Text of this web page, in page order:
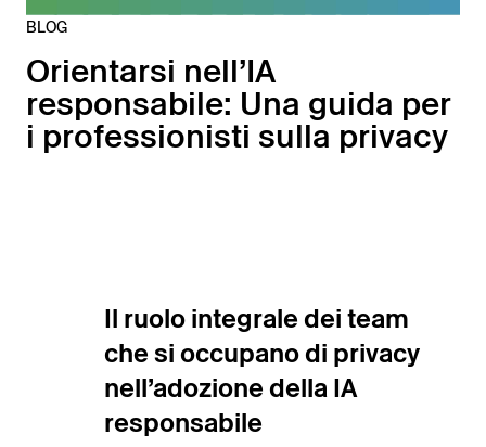
BLOG
Orientarsi nell’IA
responsabile: Una guida per
i professionisti sulla privacy
Il ruolo integrale dei team
che si occupano di privacy
nell’adozione della IA
responsabile